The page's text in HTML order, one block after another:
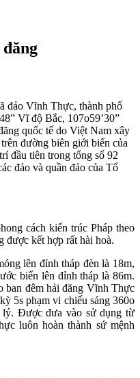
đảo Vĩnh Thực, thành phố
Vĩ độ Bắc, 107o59’30”
quốc tế do Việt Nam xây
đường biên giới biển của
đầu tiên trong tổng số 92
đảo và quần đảo của Tổ
cách kiến trúc Pháp theo
được kết hợp rất hài hoà.
lên đỉnh tháp đèn là 18m,
biển lên đỉnh tháp là 86m.
ban đêm hải đăng Vĩnh Thực
5s phạm vi chiếu sáng 360o
lý. Được đưa vào sử dụng từ
luôn hoàn thành sứ mệnh